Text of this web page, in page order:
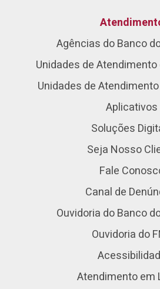
Agências do Banco
Unidades de
Unidades de
Aplicativos
Soluções
Seja Nosso
Fale
Canal de
Ouvidoria do Banco
Ouvidoria do
Atendimento em